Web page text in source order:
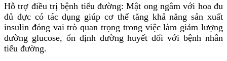
Hỗ trợ điều trị bệnh tiểu đường: Mật ong ngâm với hoa đu
đủ đực có tác dụng giúp cơ thể tăng khả năng sản xuất
insulin đóng vai trò quan trọng trong việc làm giảm lượng
đường glucose, ổn định đường huyết đối với bệnh nhân
tiểu đường.